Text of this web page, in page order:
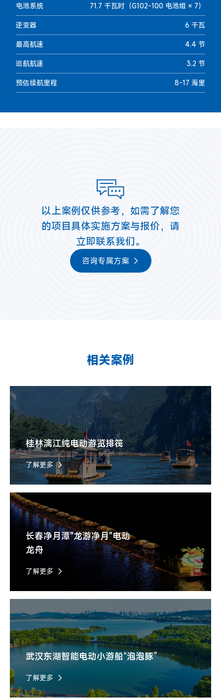
电池系统 71.7 千瓦时（G102-100 电池组 × 7）
逆变器 6 千瓦
最高航速 4.4 节
巡航航速 3.2 节
预估续航里程 8-17 海里
以上案例仅供参考，如需了解您
的项目具体实施方案与报价，请
立即联系我们。
咨询专属方案
相关案例
桂林漓江纯电动游览排筏
了解更多
长春净月潭"龙游净月"电动
龙舟
了解更多
武汉东湖智能电动小游船“泡泡豚”
了解更多